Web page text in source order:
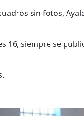
sin fotos,
siempre se